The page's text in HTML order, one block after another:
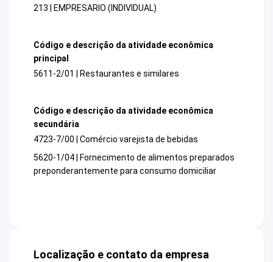
213 | EMPRESARIO (INDIVIDUAL)
Código e descrição da atividade econômica
principal
5611-2/01 | Restaurantes e similares
Código e descrição da atividade econômica
secundária
4723-7/00 | Comércio varejista de bebidas
5620-1/04 | Fornecimento de alimentos preparados
preponderantemente para consumo domiciliar
Localização e contato da empresa